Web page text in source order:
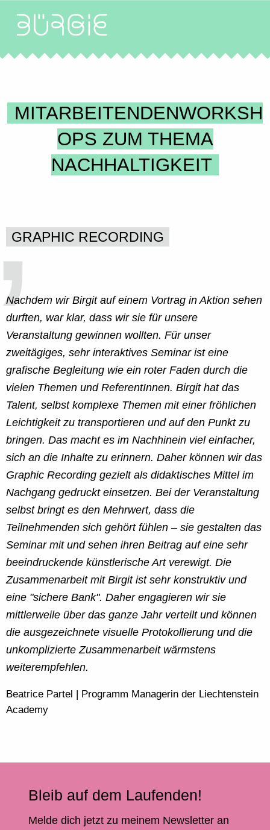
MITARBEITENDENWORKSH
OPS ZUM THEMA
NACHHALTIGKEIT
GRAPHIC RECORDING
Nachdem wir Birgit auf einem Vortrag in Aktion sehen
durften, war klar, dass wir sie für unsere
Veranstaltung gewinnen wollten. Für unser
zweitägiges, sehr interaktives Seminarist eine
grafische Begleitung wie ein roter Faden durch die
vielen Themen und ReferentInnen. Birgit hat das
Talent, selbstkomplexe Themen mit einer fröhlichen
Leichtigkeit zu transportieren und auf den Punkt zu
bringen. Das macht es im Nachhinein viel einfacher,
sich an die Inhalte zu erinnern. Daher können wir das
Graphic Recording gezielt als didaktisches Mittel im
Nachgang gedruckt einsetzen. Bei der Veranstaltung
selbst bringt es den Mehrwert, dass die
Teilnehmenden sich gehört fühlen – sie gestalten das
Seminar mit und sehen ihren Beitrag auf eine sehr
beeindruckende künstlerische Art verewigt. Die
Zusammenarbeit mit Birgit ist sehr konstruktiv und
eine "sichere Bank". Daher engagieren wir sie
mittlerweile über das ganze Jahr verteilt und können
die ausgezeichnete visuelle Protokollierung und die
unkomplizierte Zusammenarbeit wärmstens
weiterempfehlen.
Beatrice Partel | Programm Managerin der Liechtenstein
Academy
Bleib auf dem Laufenden!
Melde dich jetzt zu meinem Newsletter an